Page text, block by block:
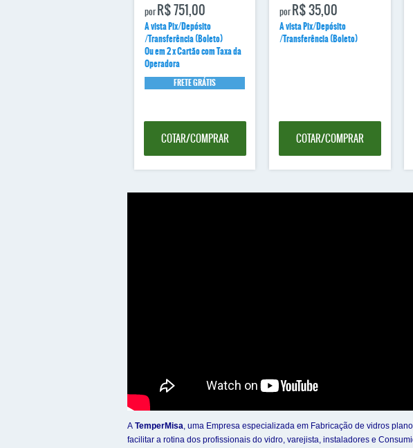
porR$ 751,00
A vista Pix/Depósito
/Transferência (Boleto)
Ou em 2 x Cartão com Taxa da
Operadora
FRETE GRÁTIS
COTAR/COMPRAR
porR$ 35,00
A vista Pix/Depósito
/Transferência (Boleto)
COTAR/COMPRAR
A TemperMisa, uma Empresa especializada em Fabricação de vidros
facilitar a rotina dos profissionais do vidro, varejista, instaladores e